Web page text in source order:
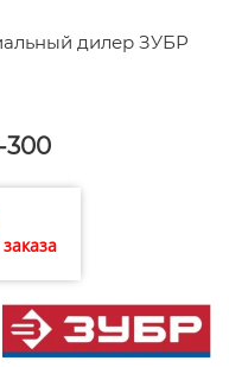
дилер ЗУБР